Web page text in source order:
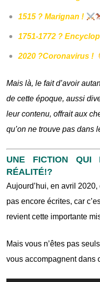
1515 ? Marignan !
1751-1772 ?
2020 ?Coronavirus !
Mais là, le fait d’avoir
de cette époque, aussi
leur contenu, offrait aux
qu’on ne trouve pas dans
UNE FICTION QUI
RÉALITÉ!?
Aujourd’hui, en avril
pas encore écrites, car
revient cette importante
Mais vous n’êtes pas s
vous accompagnent dans